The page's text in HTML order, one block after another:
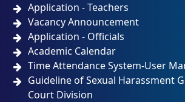
Application - Teachers
Vacancy Announcement
Application - Officials
Academic Calendar
Time Attendance System-User
Guideline of Sexual Harassment
Court Division